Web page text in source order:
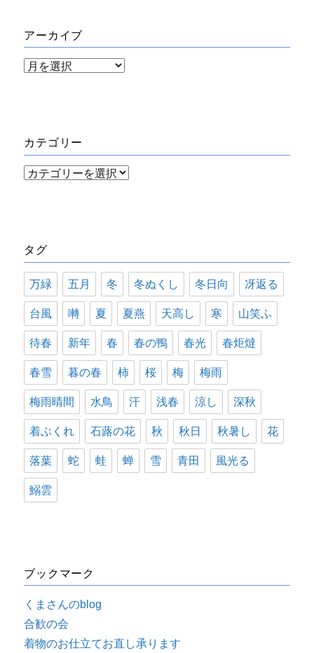
アーカイブ
ア
ブ
カテゴリー
カ
ー
タグ
万緑 五月 冬 冬ぬくし 冬日向 冴返る
台風 囀 夏 夏燕 天高し 寒 山笑ふ
待春 新年 春 春の鴨 春光 春炬燵
春雪 暮の春 柿 桜 梅 梅雨
梅雨晴間 水鳥 汗 浅春 涼し 深秋
着ぶくれ 石蕗の花 秋 秋日 秋暑し 花
落葉 蛇 蛙 蝉 雪 青田 風光る
鰯雲
ブックマーク
くまさんのblog
合歓の会
着物のお仕立てお直し承ります